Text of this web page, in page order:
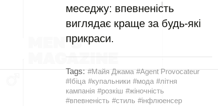
меседжу: впевненість
виглядає краще за будь-які
прикраси.
Tags: #Майя Джама #Agent Provocateur
#Ібіца #купальники #мода #літня
кампанія #розкіш #жіночність
#впевненість #стиль #інфлюенсер